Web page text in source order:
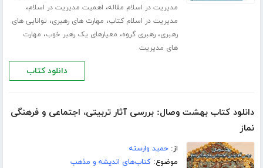
مدیریت در اسلام مقاله، اهمیت مدیریت در اسلام،
مدیریت در اسلام کتاب، مهارت های رهبری، توانایی های
رهبری،رهبری گروه، معیارهای یک رهبر خوب، مهارت
های مدیریت
دانلود کتاب
دانلود کتاب بهشت وصال: بررسی آثار تربیتی، اجتماعی و فرهنگی
نماز
از:حمید وارسته
موضوع:کتاب‌های اندیشه و مذهب